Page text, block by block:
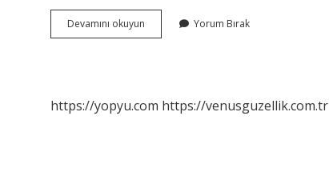
Devamını okuyun
Hastalığı
Yorum Bırak
https://yopyu.com https://venusguzellik.com.tr